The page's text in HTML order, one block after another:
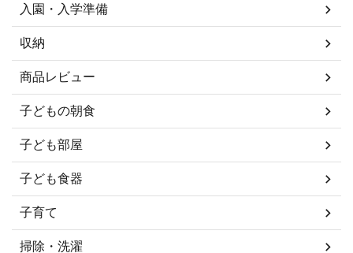
入園・入学準備
収納
商品レビュー
子どもの朝食
子ども部屋
子ども食器
子育て
掃除・洗濯